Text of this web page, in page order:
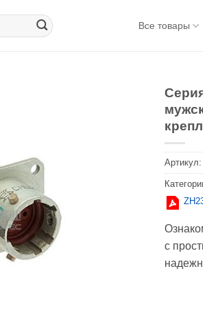
Все товары
Артикул:
с